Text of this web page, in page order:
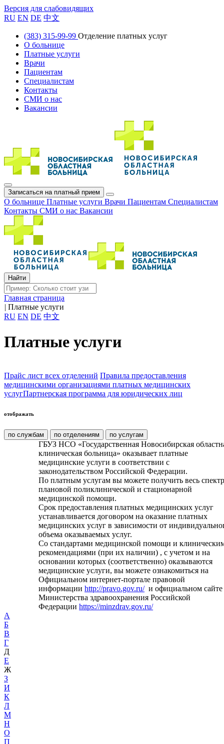
Версия для слабовидящих
RU EN DE 中文
(383) 315-99-99 Отделение платных услуг
О больнице
Платные услуги
Врачи
Пациентам
Специалистам
Контакты
СМИ о нас
Вакансии
Записаться на платный прием
О больнице Платные услуги Врачи Пациентам Специалистам
Контакты СМИ о нас Вакансии
Главная страница
| Платные услуги
RU EN DE 中文
Платные услуги
Прайс лист всех отделений Правила предоставления
медицинскими организациями платных медицинских
услугПартнерская программа для юридических лиц
отображать
по службам по отделениям по услугам
ГБУЗ НСО «Государственная Новосибирская
клиническая больница» оказывает платные
медицинские услуги в соответствии с
законодательством Российской Федерации.
По платным услугам вы можете получить весь
плановой поликлинической и стационарной
медицинской помощи.
Срок предоставления платных медицинских услуг
устанавливается договором на оказание платных
медицинских услуг в зависимости от
объема оказываемых услуг.
Со стандартами медицинской помощи и
рекомендациями (при их наличии) , с учетом и на
основании которых (соответственно) оказываются
медицинские услуги, вы можете ознакомиться на
Официальном интернет-портале правовой
информацииhttp://pravo.gov.ru/и официальном сайте
Министерства здравоохранения Российской
Федерацииhttps://minzdrav.gov.ru/
А
Б
В
Г
Д
Е
Ж
З
И
К
Л
М
Н
О
П